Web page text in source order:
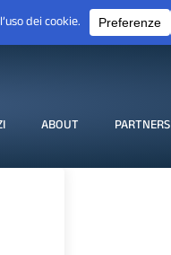
ABOUT PARTNERS